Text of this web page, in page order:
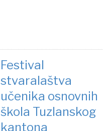
Festival
stvaralaštva
učenika osnovnih
škola Tuzlanskog
kantona